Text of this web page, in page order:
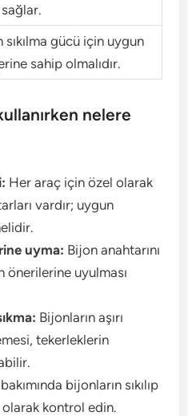
sıkılma gücü için uygun
sahip olmalıdır.
nelere
Her araç için özel olarak
vardır; uygun
uyma: Bijon anahtarını
önerilerine uyulması
Bijonların aşırı
tekerleklerin
bijonların sıkılıp
olarak kontrol edin.